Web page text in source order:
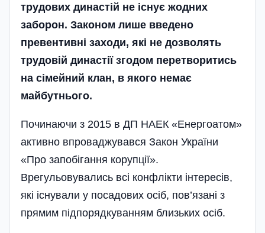
трудових династій не існує жодних
заборон. Законом лише введено
превентивні заходи, які не дозволять
трудовій династії згодом перетворитись
на сімейний клан, в якого немає
майбутнього.
Починаючи з 2015 в ДП НАЕК «Енергоатом»
активно впроваджувався Закон України
«Про запобігання корупції».
Врегульовувались всі конфлікти інтересів,
які існували у посадових осіб, пов’язані з
прямим підпорядкуванням близьких осіб.